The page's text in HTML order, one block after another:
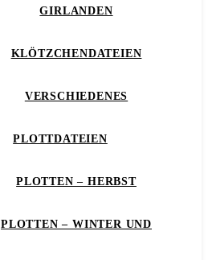
GIRLANDEN
KLÖTZCHENDATEIEN
VERSCHIEDENES
PLOTTDATEIEN
PLOTTEN – HERBST
PLOTTEN – WINTER UND